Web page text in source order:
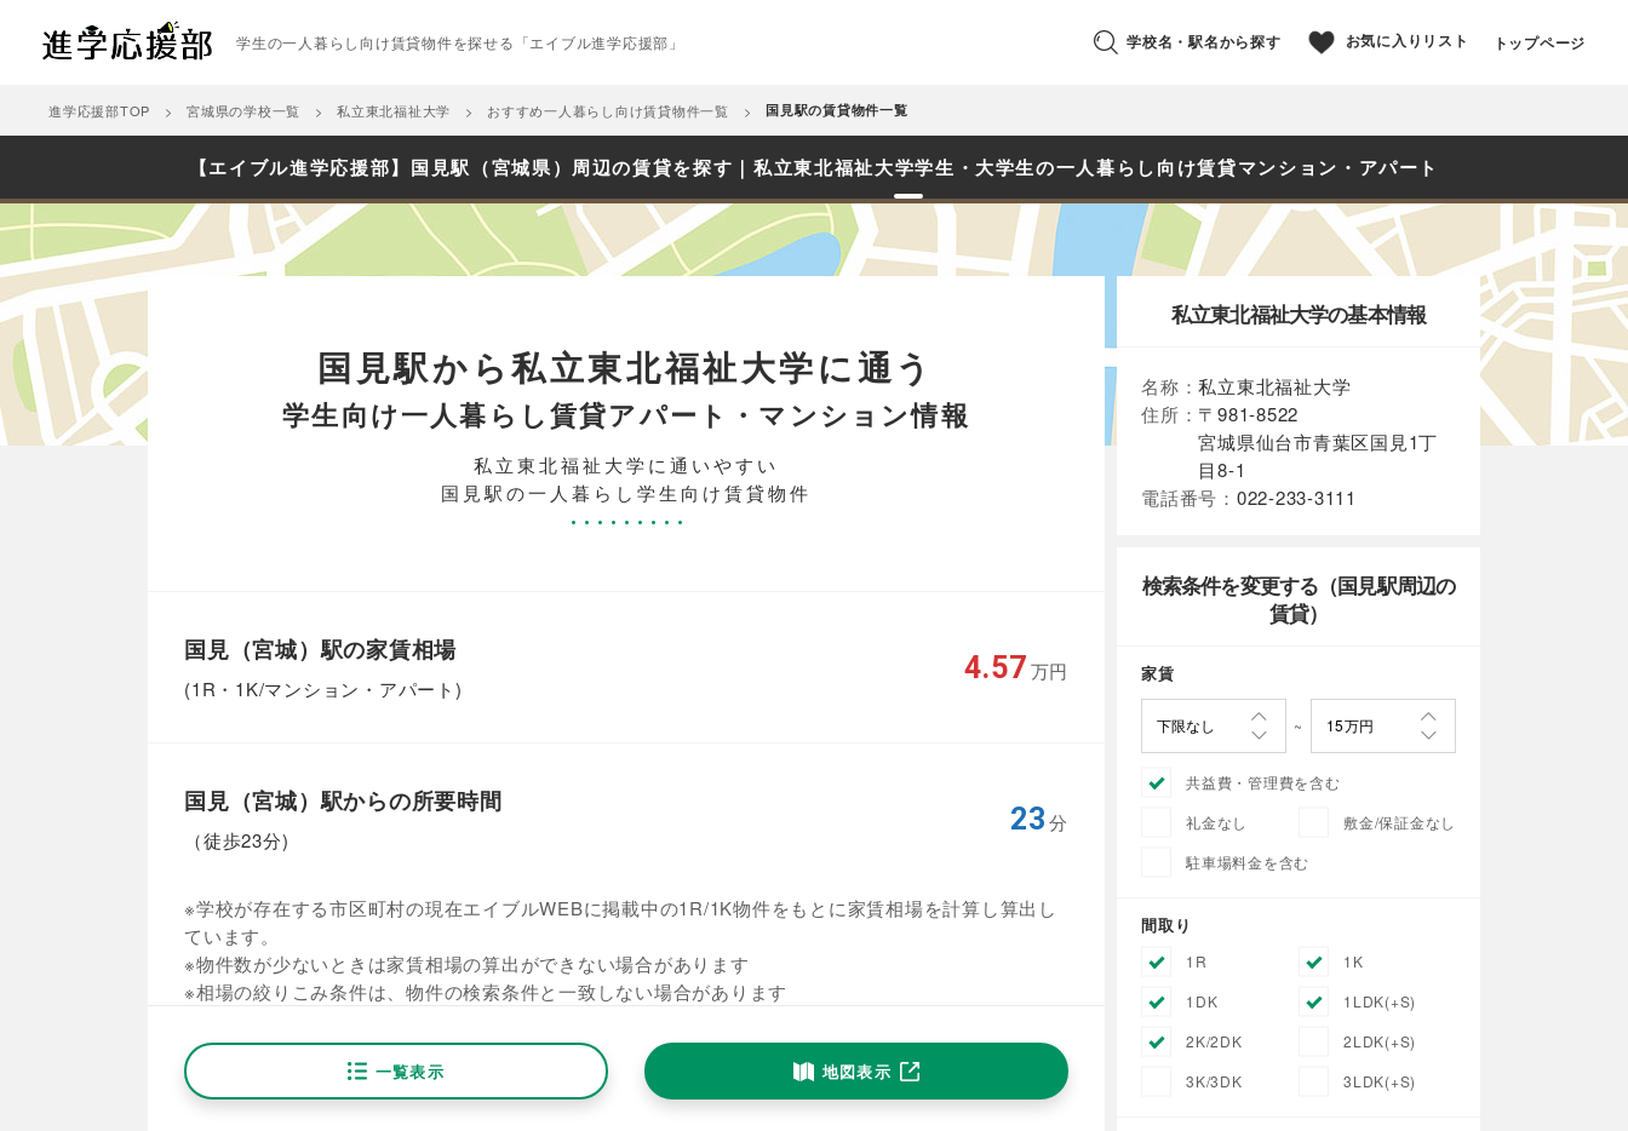
学生の一人暮らし向け賃貸物件を探せる「エイブル進学応援部」 学校名・駅名から探す お気に入りリスト トップページ
進学応援部TOP 宮城県の学校一覧 私立東北福祉大学 おすすめ一人暮らし向け賃貸物件一覧 国見駅の賃貸物件一覧
【エイブル進学応援部】国見駅（宮城県）周辺の賃貸を探す｜私立東北福祉大学学生・大学生の一人暮らし向け賃貸マンション・アパート
国見駅から私立東北福祉大学に通う
学生向け一人暮らし賃貸アパート・マンション情報
私立東北福祉大学に通いやすい
国見駅の一人暮らし学生向け賃貸物件
国見（宮城）駅の家賃相場
(1R・1K/マンション・アパート)
4.57万円
国見（宮城）駅からの所要時間
（徒歩23分)
23 分
※学校が存在する市区町村の現在エイブルWEBに掲載中の1R/1K物件をもとに家賃相場を計算し算出し
ています。
※物件数が少ないときは家賃相場の算出ができない場合があります
※相場の絞りこみ条件は、物件の検索条件と一致しない場合があります
一覧表示 地図表示
私立東北福祉大学の基本情報
名称：私立東北福祉大学
住所： 〒981-8522
宮城県仙台市青葉区国見1丁
目8-1
電話番号： 022-233-3111
検索条件を変更する（国見駅周辺の
賃貸）
家賃
共益費・管理費を含む
礼金なし
敷金/保証金なし
駐車場料金を含む
間取り
1R
1K
1DK
1LDK(+S)
2K/2DK
2LDK(+S)
3K/3DK
3LDK(+S)